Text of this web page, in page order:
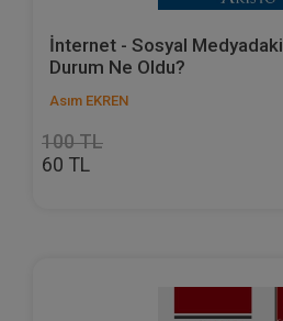
İnternet - Sosyal Medyadaki
Durum Ne Oldu?
Asım EKREN
100 TL
60 TL